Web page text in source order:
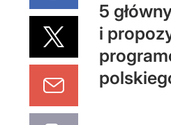
5
i